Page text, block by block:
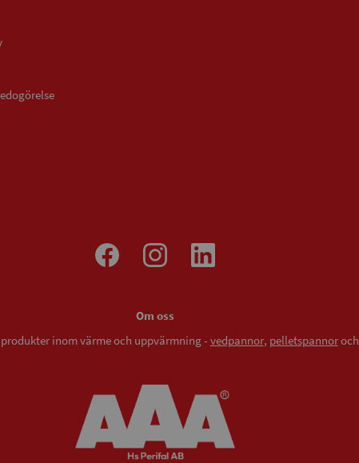
Om oss
inom värme och uppvärmning - vedpannor, pelletspannoroch